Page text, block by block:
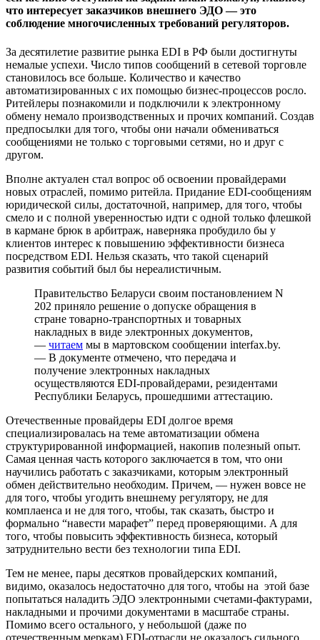
что интересует заказчиков внешнего ЭДО — это
соблюдение многочисленных требований регуляторов.
За десятилетие развитие рынка EDI в РФ были достигнуты
немалые успехи. Число типов сообщений в сетевой торговле
становилось все больше. Количество и качество
автоматизированных с их помощью бизнес-процессов росло.
Ритейлеры познакомили и подключили к электронному
обмену немало производственных и прочих компаний. Создав
предпосылки для того, чтобы они начали обмениваться
сообщениями не только с торговыми сетями, но и друг с
другом.
Вполне актуален стал вопрос об освоении провайдерами
новых отраслей, помимо ритейла. Придание EDI-сообщениям
юридической силы, достаточной, например, для того, чтобы
смело и с полной уверенностью идти с одной только флешкой
в кармане брюк в арбитраж, наверняка пробудило бы у
клиентов интерес к повышению эффективности бизнеса
посредством EDI. Нельзя сказать, что такой сценарий
развития событий был бы нереалистичным.
Правительство Беларуси своим постановлением N
202 приняло решение о допуске обращения в
стране товарно-транспортных и товарных
накладных в виде электронных документов,
— читаем мы в мартовском сообщении interfax.by.
— В документе отмечено, что передача и
получение электронных накладных
осуществляются EDI-провайдерами, резидентами
Республики Беларусь, прошедшими аттестацию.
Отечественные провайдеры EDI долгое время
специализировалась на теме автоматизации обмена
структурированной информацией, накопив полезный опыт.
Самая ценная часть которого заключается в том, что они
научились работать с заказчиками, которым электронный
обмен действительно необходим. Причем, — нужен вовсе не
для того, чтобы угодить внешнему регулятору, не для
комплаенса и не для того, чтобы, так сказать, быстро и
формально “навести марафет” перед проверяющими. А для
того, чтобы повысить эффективность бизнеса, который
затруднительно вести без технологии типа EDI.
Тем не менее, пары десятков провайдерских компаний,
видимо, оказалось недостаточно для того, чтобы на этой базе
попытаться наладить ЭДО электронными счетами-фактурами,
накладными и прочими документами в масштабе страны.
Помимо всего остального, у небольшой (даже по
отечественным меркам) EDI-отрасли не оказалось сильного